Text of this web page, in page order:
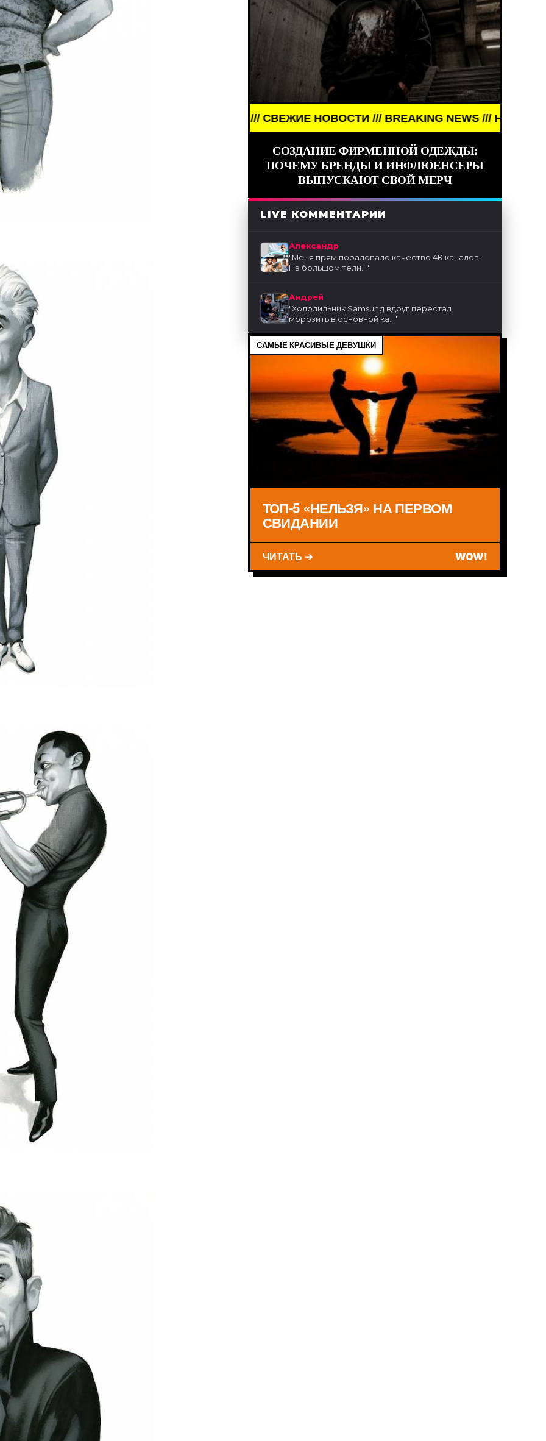
NEWS /// НОВОСТИ (СМИ) /// СВЕЖИЕ НОВОСТИ /// BREAKING NEWS /// НОВОСТИ (СМИ) ///
СОЗДАНИЕ ФИРМЕННОЙ ОДЕЖДЫ:
ПОЧЕМУ БРЕНДЫ И ИНФЛЮЕНСЕРЫ
ВЫПУСКАЮТ СВОЙ МЕРЧ
LIVE КОММЕНТАРИИ
Александр
"Меня прям порадовало качество 4K каналов.
На большом тели..."
Андрей
"Холодильник Samsung вдруг перестал
морозить в основной ка..."
САМЫЕ КРАСИВЫЕ ДЕВУШКИ
ТОП-5 «НЕЛЬЗЯ» НА ПЕРВОМ
СВИДАНИИ
ЧИТАТЬ ➔ WOW!